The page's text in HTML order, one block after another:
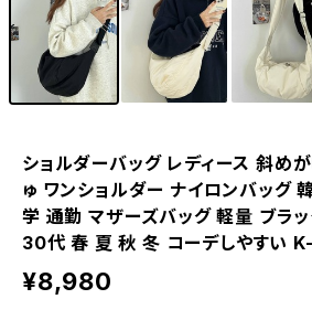
ショルダーバッグ レディース 斜め
ゅ ワンショルダー ナイロンバッグ
学 通勤 マザーズバッグ 軽量 ブラ
30代 春 夏 秋 冬 コーデしやすい
¥8,980